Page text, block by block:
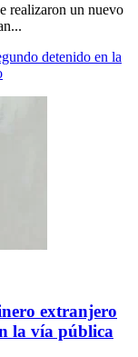
realizaron un nuevo
detenido en la
extranjero
la vía pública